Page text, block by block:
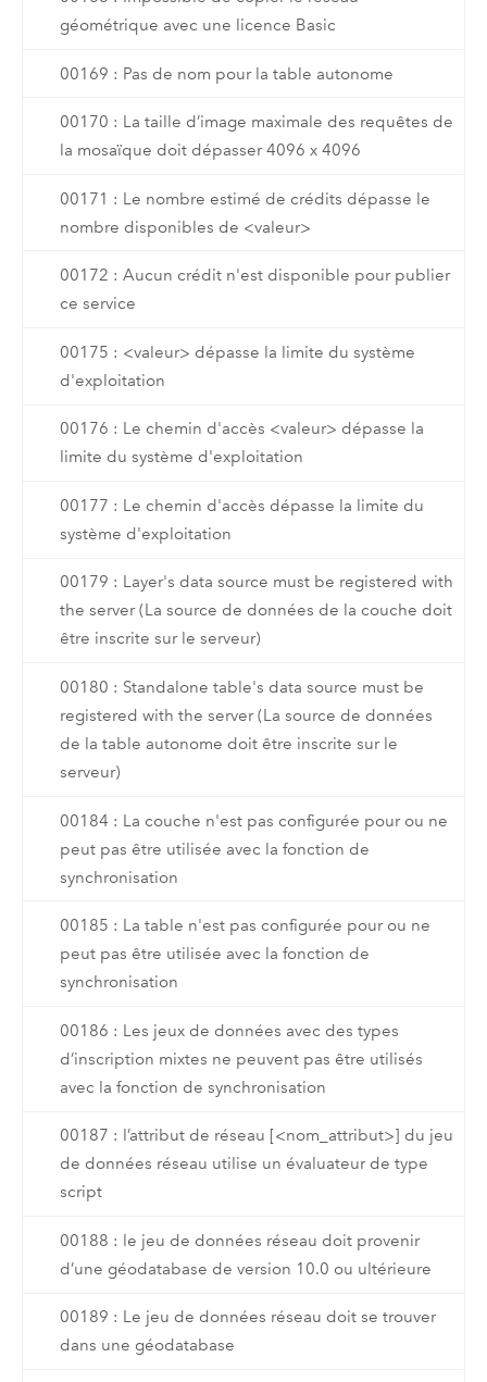
géométrique avec une licence Basic
00169 : Pas de nom pour la table autonome
00170 : La taille d’image maximale des requêtes de
la mosaïque doit dépasser 4096 x 4096
00171 : Le nombre estimé de crédits dépasse le
nombre disponibles de <valeur>
00172 : Aucun crédit n'est disponible pour publier
ce service
00175 : <valeur> dépasse la limite du système
d'exploitation
00176 : Le chemin d'accès <valeur> dépasse la
limite du système d'exploitation
00177 : Le chemin d'accès dépasse la limite du
système d'exploitation
00179 : Layer's data source must be registered with
the server (La source de données de la couche doit
être inscrite sur le serveur)
00180 : Standalone table's data source must be
registered with the server (La source de données
de la table autonome doit être inscrite sur le
serveur)
00184 : La couche n'est pas configurée pour ou ne
peut pas être utilisée avec la fonction de
synchronisation
00185 : La table n'est pas configurée pour ou ne
peut pas être utilisée avec la fonction de
synchronisation
00186 : Les jeux de données avec des types
d’inscription mixtes ne peuvent pas être utilisés
avec la fonction de synchronisation
00187 : l’attribut de réseau [<nom_attribut>] du jeu
de données réseau utilise un évaluateur de type
script
00188 : le jeu de données réseau doit provenir
d’une géodatabase de version 10.0 ou ultérieure
00189 : Le jeu de données réseau doit se trouver
dans une géodatabase